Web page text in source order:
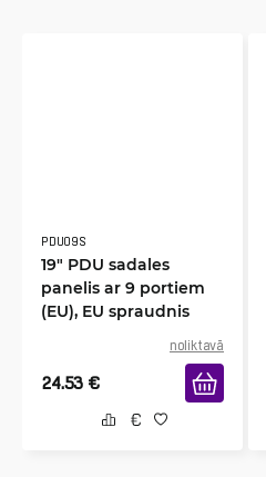
PDU09S
19" PDU sadales
panelis ar 9 portiem
(EU), EU spraudnis
noliktavā
24.53 €